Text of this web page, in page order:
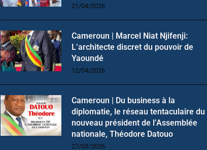
21/04/2026
Cameroun | Marcel Niat Njifenji:
L’architecte discret du pouvoir de
Yaoundé
12/04/2026
Cameroun | Du business à la
diplomatie, le réseau tentaculaire du
nouveau président de l’Assemblée
nationale, Théodore Datouo
27/03/2026